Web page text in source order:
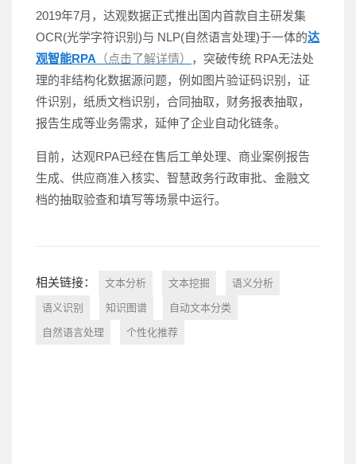
2019年7月，达观数据正式推出国内首款自主研发集
OCR(光学字符识别)与 NLP(自然语言处理)于一体的达
观智能RPA （点击了解详情）
，突破传统 RPA无法处
理的非结构化数据源问题，例如图片验证码识别，证
件识别，纸质文档识别，合同抽取，财务报表抽取，
报告生成等业务需求，延伸了企业自动化链条。
目前，达观RPA已经在售后工单处理、商业案例报告
生成、供应商准入核实、智慧政务行政审批、金融文
档的抽取验查和填写等场景中运行。
相关链接： 文本分析 文本挖掘 语义分析
语义识别 知识图谱 自动文本分类
自然语言处理 个性化推荐